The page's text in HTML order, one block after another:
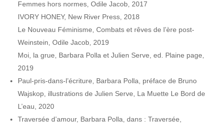
Femmes hors normes, Odile Jacob, 2017
IVORY HONEY, New River Press, 2018
Le Nouveau Féminisme, Combats et rêves de l’ère post-
Weinstein, Odile Jacob, 2019
Moi, la grue, Barbara Polla et Julien Serve, ed. Plaine page,
2019
Paul-pris-dans-l’écriture, Barbara Polla, préface de Bruno
Wajskop, illustrations de Julien Serve, La Muette Le Bord de
L’eau, 2020
Traversée d’amour, Barbara Polla, dans : Traversée,